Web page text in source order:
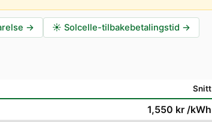
→ ☀️ Solcelle-tilbakebetalingstid →
Snitt
1,550 kr /kWh